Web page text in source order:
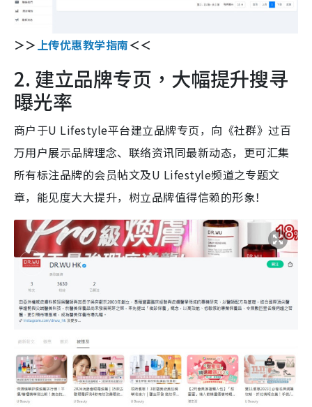
＞＞上传优惠教学指南＜＜
2. 建立品牌专页，大幅提升搜寻
曝光率
商户于U Lifestyle平台建立品牌专页，向《社群》过百
万用户展示品牌理念、联络资讯同最新动态，更可汇集
所有标注品牌的会员帖文及U Lifestyle频道之专题文
章，能见度大大提升，树立品牌值得信赖的形象！